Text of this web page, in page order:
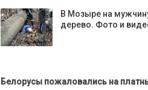
В Мозыре на
дерево. Фото и
Белорусы пожаловались на